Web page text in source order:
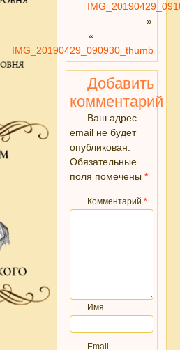
»
«
IMG_20190429_090930_thumb
Добавить
комментарий
Ваш адрес
email не будет
опубликован.
Обязательные
поля помечены *
Комментарий *
Имя
Email